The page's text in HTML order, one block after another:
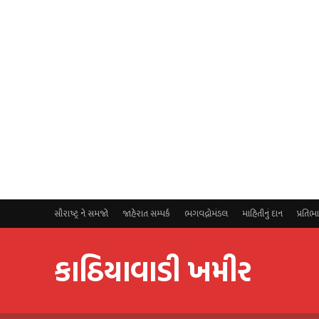
સૌરાષ્ટ્ર ને સમજો જાહેરાત સમ્પર્ક ભગવદ્ગોમંડલ માહિતીનું દાન
કાઠિયાવાડી ખમીર